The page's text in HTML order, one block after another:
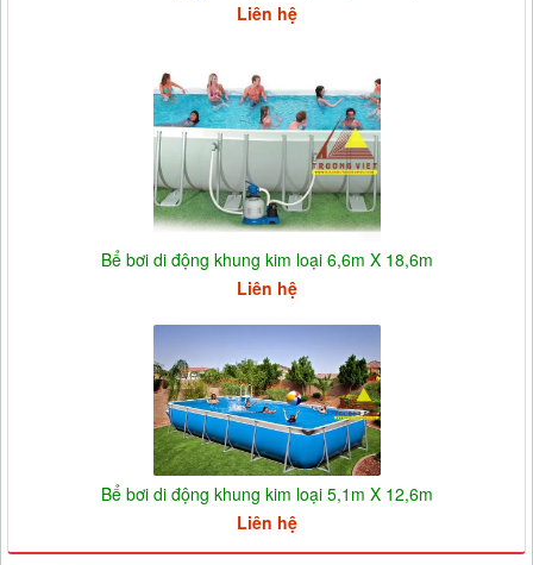
Liên hệ
Bể bơi di động khung kim loại 6,6m X 18,6m
Liên hệ
Bể bơi di động khung kim loại 5,1m X 12,6m
Liên hệ